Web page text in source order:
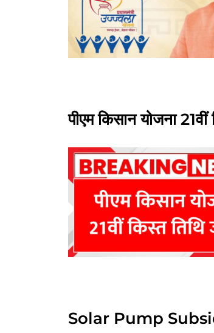
पीएम किसान योजना
Solar Pump